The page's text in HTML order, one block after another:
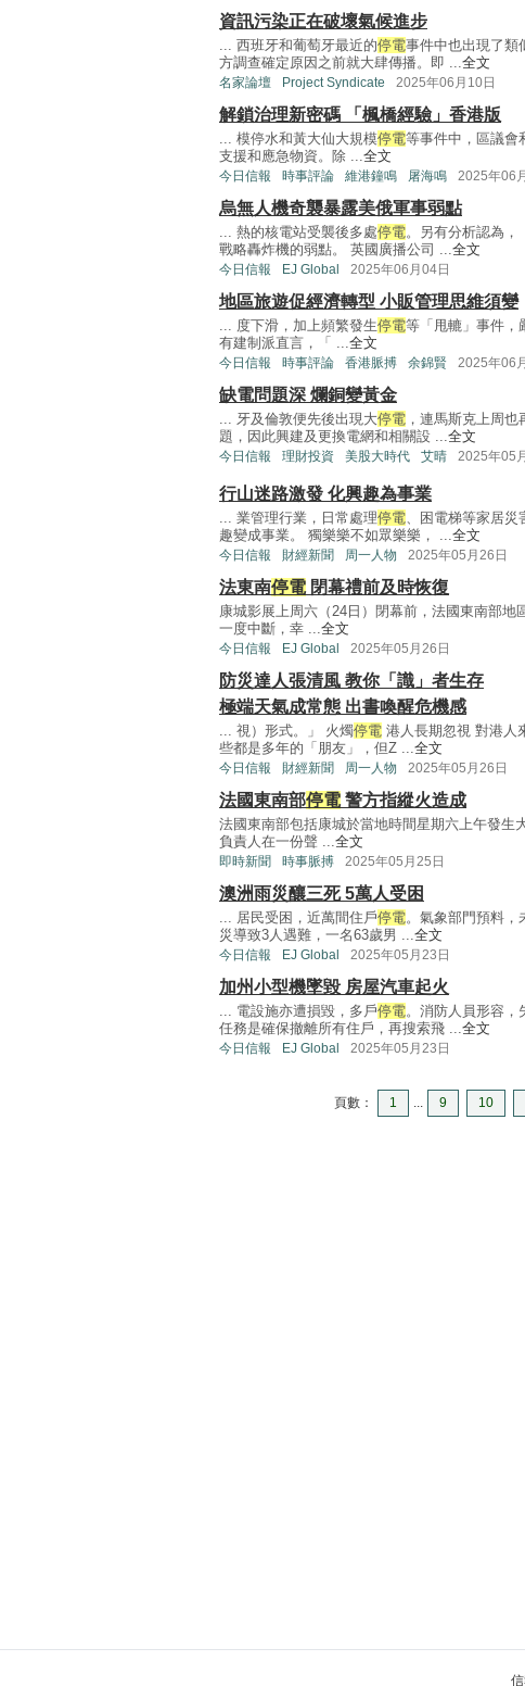
資訊污染正在破壞氣候進步
... 西班牙和葡萄牙最近的停電事件中也出現了類
方調查確定原因之前就大肆傳播。即 ... 全文
名家論壇 Project Syndicate 2025年06月10日
解鎖治理新密碼 「楓橋經驗」香港版
... 模停水和黃大仙大規模停電等事件中，區議會
支援和應急物資。除 ... 全文
今日信報 時事評論 維港鐘鳴 屠海鳴 2025年06
烏無人機奇襲暴露美俄軍事弱點
... 熱的核電站受襲後多處停電。另有分析認為，
戰略轟炸機的弱點。 英國廣播公司 ... 全文
今日信報 EJ Global 2025年06月04日
地區旅遊促經濟轉型 小販管理思維須變
... 度下滑，加上頻繁發生停電等「甩轆」事件，
有建制派直言，「 ... 全文
今日信報 時事評論 香港脈搏 余錦賢 2025年06
缺電問題深 爛銅變黃金
... 牙及倫敦便先後出現大停電 ，連馬斯克上周
題，因此興建及更換電網和相關設 ... 全文
今日信報 理財投資 美股大時代 艾晴 2025年05
行山迷路激發 化興趣為事業
... 業管理行業，日常處理停電、困電梯等家居災
趣變成事業。 獨樂樂不如眾樂樂， ...全文
今日信報 財經新聞 周一人物 2025年05月26日
法東南停電閉幕禮前及時恢復
康城影展上周六（24日）閉幕前，法國東南部地
一度中斷，幸 ...全文
今日信報 EJ Global 2025年05月26日
防災達人張清風 教你「識」者生存
極端天氣成常態 出書喚醒危機感
... 視）形式。」 火燭停電 港人長期忽視 對港人
些都是多年的「朋友」，但Z ...全文
今日信報 財經新聞 周一人物 2025年05月26日
法國東南部停電警方指縱火造成
法國東南部包括康城於當地時間星期六上午發生
負責人在一份聲 ...全文
即時新聞 時事脈搏 2025年05月25日
澳洲雨災釀三死 5萬人受困
... 居民受困，近萬間住戶停電。氣象部門預料，
災導致3人遇難，一名63歲男 ...全文
今日信報 EJ Global 2025年05月23日
加州小型機墜毀 房屋汽車起火
... 電設施亦遭損毀，多戶停電。消防人員形容，
任務是確保撤離所有住戶，再搜索飛 ...全文
今日信報 EJ Global 2025年05月23日
頁數： 1 ... 9 10